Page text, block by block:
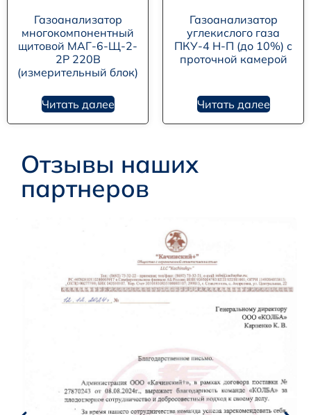
Газоанализатор
многокомпонентный
щитовой МАГ-6-Щ-2-
2Р 220В
(измерительный блок)
Читать далее
Газоанализатор
углекислого газа
ПКУ-4 Н-П (до 10%) с
проточной камерой
Читать далее
Отзывы наших
партнеров